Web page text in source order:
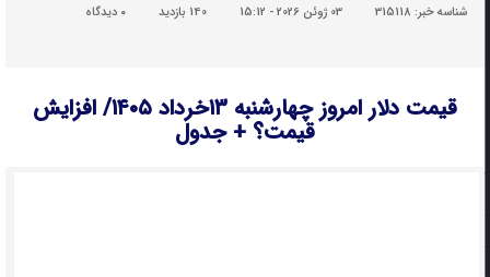
شناسه خبر:315118 03 ژوئن 2026 - 15:12 140 بازدید دیدگاه
قیمت دلار امروز چهارشنبه ۱۳خرداد ۱۴۰۵/ افزایش
قیمت؟ + جدول